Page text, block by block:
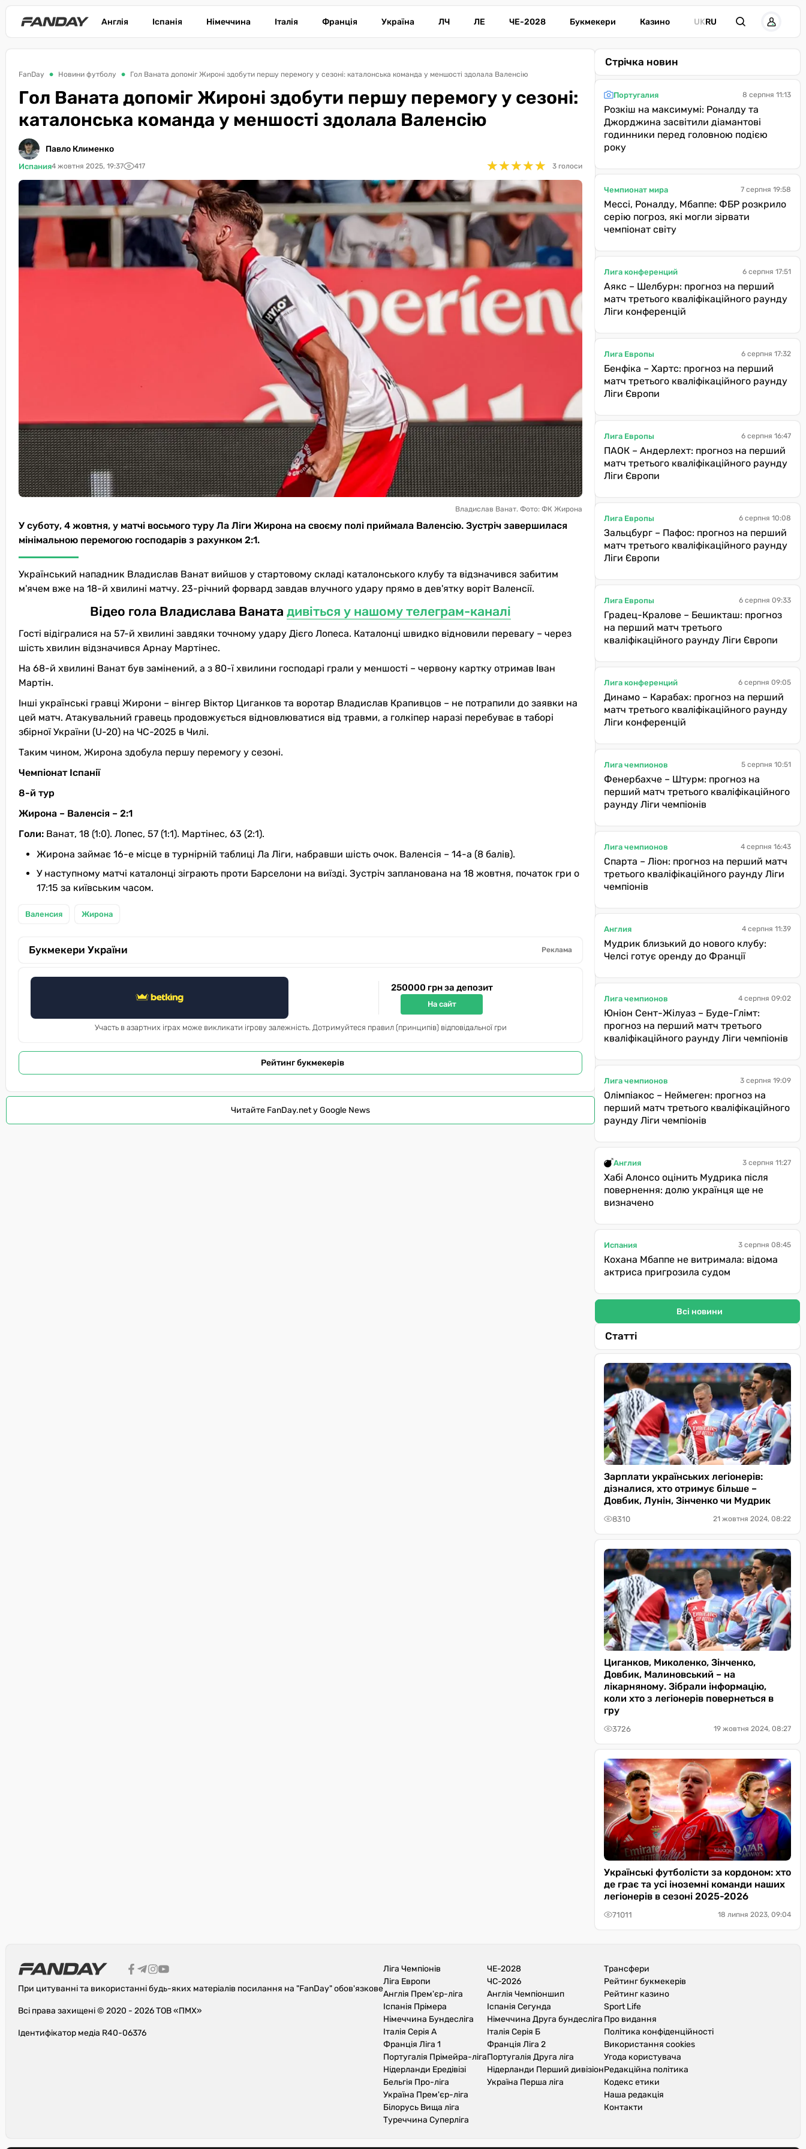
Англія Іспанія Німеччина Італія Франція Україна ЛЧ ЛЕ ЧЕ-2028 Букмекери Казино UKRU
FanDay Новини футболу Гол Ваната допоміг Жироні здобути першу перемогу у сезоні: каталонська команда у меншості здолала Валенсію
Гол Ваната допоміг Жироні здобути першу перемогу у сезоні:
каталонська команда у меншості здолала Валенсію
Павло Клименко
Испания4 жовтня 2025, 19:37 417 ★★★★★
★★★★★ 3 голоси
Владислав Ванат. Фото: ФК Жирона
У суботу, 4 жовтня, у матчі восьмого туру Ла Ліги Жирона на своєму полі приймала Валенсію. Зустріч завершилася
мінімальною перемогою господарів з рахунком 2:1.
Український нападник Владислав Ванат вийшов у стартовому складі каталонського клубу та відзначився забитим
м'ячем вже на 18-й хвилині матчу. 23-річний форвард завдав влучного удару прямо в дев'ятку воріт Валенсії.
Відео гола Владислава Ваната дивіться у нашому телеграм-каналі
Гості відігралися на 57-й хвилині завдяки точному удару Дієго Лопеса. Каталонці швидко відновили перевагу – через
шість хвилин відзначився Арнау Мартінес.
На 68-й хвилині Ванат був замінений, а з 80-ї хвилини господарі грали у меншості – червону картку отримав Іван
Мартін.
Інші українські гравці Жирони – вінгер Віктор Циганков та воротар Владислав Крапивцов – не потрапили до заявки на
цей матч. Атакувальний гравець продовжується відновлюватися від травми, а голкіпер наразі перебуває в таборі
збірної України (U-20) на ЧС-2025 в Чилі.
Таким чином, Жирона здобула першу перемогу у сезоні.
Чемпіонат Іспанії
8-й тур
Жирона – Валенсія – 2:1
Голи: Ванат, 18 (1:0). Лопес, 57 (1:1). Мартінес, 63 (2:1).
Жирона займає 16-е місце в турнірній таблиці Ла Ліги, набравши шість очок. Валенсія – 14-а (8 балів).
У наступному матчі каталонці зіграють проти Барселони на виїзді. Зустріч запланована на 18 жовтня, початок гри о
17:15 за київським часом.
Валенсия Жирона
Букмекери України Реклама
250000 грн за депозит
На сайт
Участь в азартних іграх може викликати ігрову залежність. Дотримуйтеся правил (принципів) відповідальної гри
Рейтинг букмекерів
Читайте FanDay.net у Google News
Стрічка новин
Португалия 8 серпня 11:13
Розкіш на максимумі: Роналду та
Джорджина засвітили діамантові
годинники перед головною подією
року
Чемпионат мира 7 серпня 19:58
Мессі, Роналду, Мбаппе: ФБР розкрило
серію погроз, які могли зірвати
чемпіонат світу
Лига конференций 6 серпня 17:51
Аякс – Шелбурн: прогноз на перший
матч третього кваліфікаційного раунду
Ліги конференцій
Лига Европы 6 серпня 17:32
Бенфіка – Хартс: прогноз на перший
матч третього кваліфікаційного раунду
Ліги Європи
Лига Европы 6 серпня 16:47
ПАОК – Андерлехт: прогноз на перший
матч третього кваліфікаційного раунду
Ліги Європи
Лига Европы 6 серпня 10:08
Зальцбург – Пафос: прогноз на перший
матч третього кваліфікаційного раунду
Ліги Європи
Лига Европы 6 серпня 09:33
Градец-Кралове – Бешикташ: прогноз
на перший матч третього
кваліфікаційного раунду Ліги Європи
Лига конференций 6 серпня 09:05
Динамо – Карабах: прогноз на перший
матч третього кваліфікаційного раунду
Ліги конференцій
Лига чемпионов 5 серпня 10:51
Фенербахче – Штурм: прогноз на
перший матч третього кваліфікаційного
раунду Ліги чемпіонів
Лига чемпионов 4 серпня 16:43
Спарта – Ліон: прогноз на перший матч
третього кваліфікаційного раунду Ліги
чемпіонів
Англия 4 серпня 11:39
Мудрик близький до нового клубу:
Челсі готує оренду до Франції
Лига чемпионов 4 серпня 09:02
Юніон Сент-Жілуаз – Буде-Глімт:
прогноз на перший матч третього
кваліфікаційного раунду Ліги чемпіонів
Лига чемпионов 3 серпня 19:09
Олімпіакос – Неймеген: прогноз на
перший матч третього кваліфікаційного
раунду Ліги чемпіонів
Англия 3 серпня 11:27
Хабі Алонсо оцінить Мудрика після
повернення: долю українця ще не
визначено
Испания 3 серпня 08:45
Кохана Мбаппе не витримала: відома
актриса пригрозила судом
Всі новини
Статті
Зарплати українських легіонерів:
дізналися, хто отримує більше –
Довбик, Лунін, Зінченко чи Мудрик
8310 21 жовтня 2024, 08:22
Циганков, Миколенко, Зінченко,
Довбик, Малиновський – на
лікарняному. Зібрали інформацію,
коли хто з легіонерів повернеться в
гру
3726 19 жовтня 2024, 08:27
Українські футболісти за кордоном: хто
де грає та усі іноземні команди наших
легіонерів в сезоні 2025-2026
71011 18 липня 2023, 09:04
При цитуванні та використанні будь-яких матеріалів посилання на "FanDay" обов'язкове
Всі права захищені © 2020 - 2026 ТОВ «ПМХ»
Ідентифікатор медіа R40-06376
Ліга Чемпіонів
Ліга Европи
Англія Прем'єр-ліга
Іспанія Прімера
Німеччина Бундесліга
Італія Серія А
Франція Ліга 1
Португалія Прімейра-ліга
Нідерланди Ередівізі
Бельгія Про-ліга
Україна Прем'єр-ліга
Білорусь Вища ліга
Туреччина Суперліга
ЧЕ-2028
ЧС-2026
Англія Чемпіоншип
Іспанія Сегунда
Німеччина Друга бундесліга
Італія Серія Б
Франція Ліга 2
Португалія Друга ліга
Нідерланди Перший дивізіон
Україна Перша ліга
Трансфери
Рейтинг букмекерів
Рейтинг казино
Sport Life
Про видання
Політика конфіденційності
Використання cookies
Угода користувача
Редакційна політика
Кодекс етики
Наша редакція
Контакти